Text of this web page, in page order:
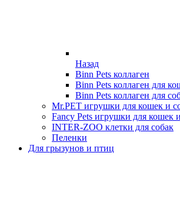
Назад
Binn Pets коллаген
Binn Pets коллаген для
Binn Pets коллаген для
Mr.PET игрушки для кошек и
Fancy Pets игрушки для кошек
INTER-ZOO клетки для собак
Пеленки
Для грызунов и птиц